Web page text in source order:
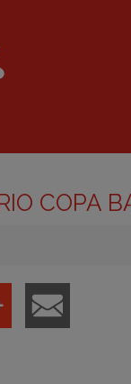
COPA